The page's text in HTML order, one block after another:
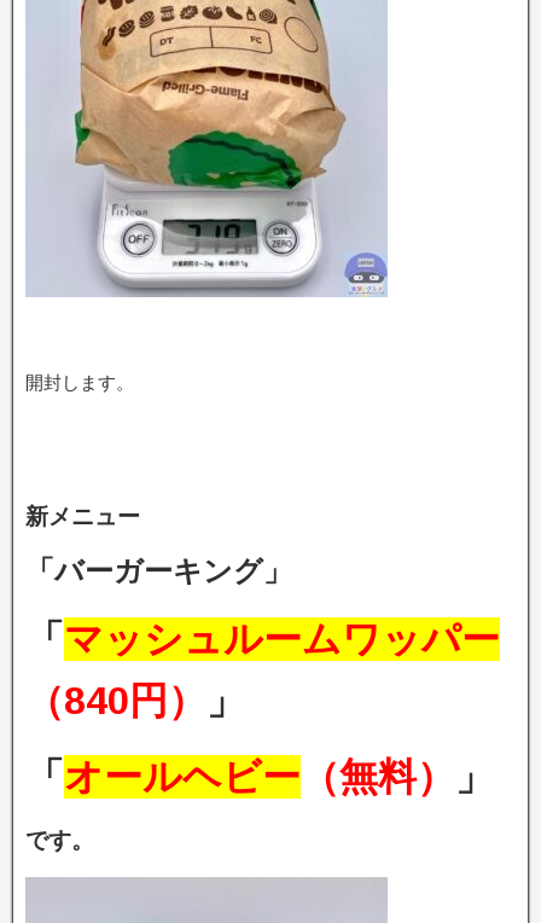
開封します。
新メニュー
「バーガーキング」
「 マッシュルームワッパー
（840円）
」
「 オールヘビー （無料） 」
です。